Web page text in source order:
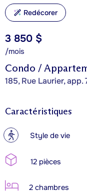
Condo /
185, Rue Laurier,
3 850 $
/mois
Redécorer
Caractéristiques
? Style de vie
12 pièces
2 chambres